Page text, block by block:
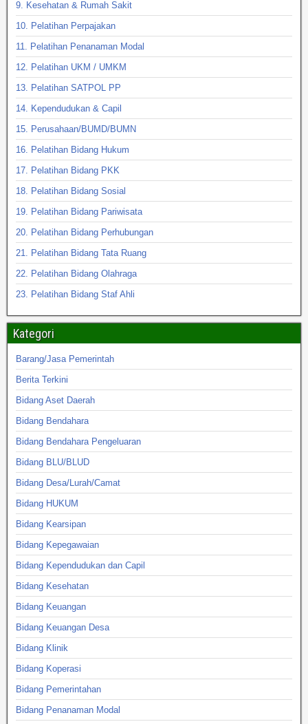
9. Kesehatan & Rumah Sakit
10. Pelatihan Perpajakan
11. Pelatihan Penanaman Modal
12. Pelatihan UKM / UMKM
13. Pelatihan SATPOL PP
14. Kependudukan & Capil
15. Perusahaan/BUMD/BUMN
16. Pelatihan Bidang Hukum
17. Pelatihan Bidang PKK
18. Pelatihan Bidang Sosial
19. Pelatihan Bidang Pariwisata
20. Pelatihan Bidang Perhubungan
21. Pelatihan Bidang Tata Ruang
22. Pelatihan Bidang Olahraga
23. Pelatihan Bidang Staf Ahli
Kategori
Barang/Jasa Pemerintah
Berita Terkini
Bidang Aset Daerah
Bidang Bendahara
Bidang Bendahara Pengeluaran
Bidang BLU/BLUD
Bidang Desa/Lurah/Camat
Bidang HUKUM
Bidang Kearsipan
Bidang Kepegawaian
Bidang Kependudukan dan Capil
Bidang Kesehatan
Bidang Keuangan
Bidang Keuangan Desa
Bidang Klinik
Bidang Koperasi
Bidang Pemerintahan
Bidang Penanaman Modal